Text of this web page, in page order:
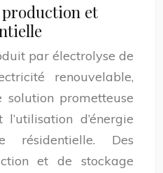
et
par électrolyse de
renouvelable,
prometteuse
d’énergie
résidentielle. Des
et de stockage